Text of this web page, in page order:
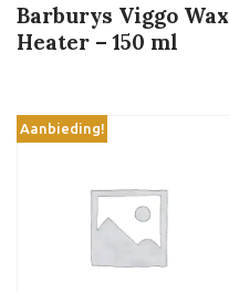
Barburys Viggo Wax
Heater – 150 ml
Aanbieding!